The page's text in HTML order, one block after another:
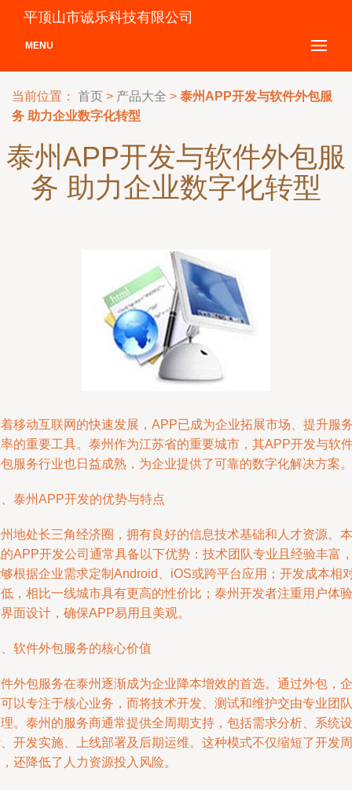
平顶山市诚乐科技有限公司
MENU
当前位置： 首页 > 产品大全 > 泰州APP开发与软件外包服
务 助力企业数字化转型
泰州APP开发与软件外包服
务 助力企业数字化转型
移动互联网的快速发展，APP已成为企业拓展市场、提升服
的重要工具。泰州作为江苏省的重要城市，其APP开发与软
服务行业也日益成熟，为企业提供了可靠的数字化解决方案。
泰州APP开发的优势与特点
地处长三角经济圈，拥有良好的信息技术基础和人才资源。本
APP开发公司通常具备以下优势：技术团队专业且经验丰富
根据企业需求定制Android、iOS或跨平台应用；开发成本相
，相比一线城市具有更高的性价比；泰州开发者注重用户体验
面设计，确保APP易用且美观。
软件外包服务的核心价值
外包服务在泰州逐渐成为企业降本增效的首选。通过外包，企
以专注于核心业务，而将技术开发、测试和维护交由专业团队
。泰州的服务商通常提供全周期支持，包括需求分析、系统设
开发实施、上线部署及后期运维。这种模式不仅缩短了开发周
还降低了人力资源投入风险。